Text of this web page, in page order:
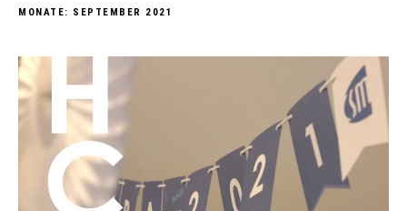
MONATE: SEPTEMBER 2021